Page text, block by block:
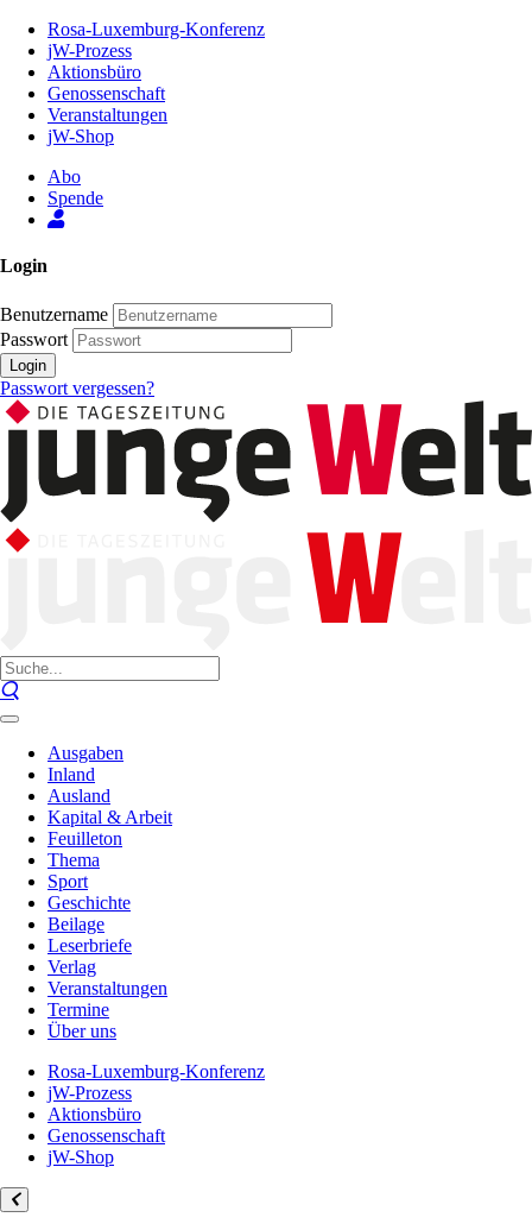
Inhalt
Seite
Rosa-Luxemburg-Konferenz
jW-Prozess
Aktionsbüro
Genossenschaft
Veranstaltungen
jW-Shop
Abo
Spende
Login
Benutzername
Passwort
Login
Passwort vergessen?
Ausgaben
Inland
Ausland
Kapital & Arbeit
Feuilleton
Thema
Sport
Geschichte
Beilage
Leserbriefe
Verlag
Veranstaltungen
Termine
Über uns
Rosa-Luxemburg-Konferenz
jW-Prozess
Aktionsbüro
Genossenschaft
jW-Shop